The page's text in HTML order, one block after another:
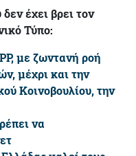
έχει βρει τον
Τύπο:
με ζωντανή ροή
μέχρι και την
Κοινοβουλίου, την
να